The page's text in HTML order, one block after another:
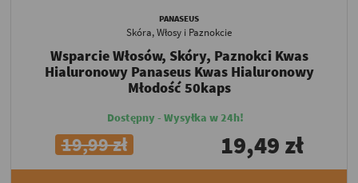
PANASEUS
Skóra, Włosy i Paznokcie
Wsparcie Włosów, Skóry, Paznokci Kwas
Hialuronowy Panaseus Kwas Hialuronowy
Młodość 50kaps
Dostępny - Wysyłka w 24h!
19,99 zł 19,49 zł